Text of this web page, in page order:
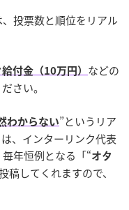
投票数と順位をリアル
付金（10万円） などの
さい。
わからない”というリア
、インターリンク代表
年恒例となる「“オタ
稿してくれますので、